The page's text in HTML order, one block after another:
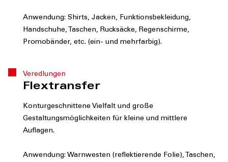
Anwendung: Shirts, Jacken, Funktionsbekleidung,
Handschuhe, Taschen, Rucksäcke, Regenschirme,
Promobänder, etc. (ein- und mehrfarbig).
Veredlungen
Flextransfer
Konturgeschnittene Vielfalt und große
Gestaltungsmöglichkeiten für kleine und mittlere
Auflagen.
Anwendung: Warnwesten (reflektierende Folie), Taschen,